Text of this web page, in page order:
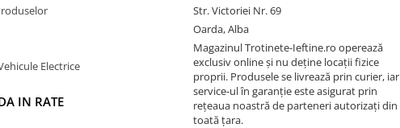
Electrice
IN RATE
Str. Victoriei Nr. 69
Oarda, Alba
Magazinul Trotinete-Ieftine.ro operează
exclusiv online și nu deține locații fizice
proprii. Produsele se livrează prin curier, iar
service-ul în garanție este asigurat prin
rețeaua noastră de parteneri autorizați din
toată țara.